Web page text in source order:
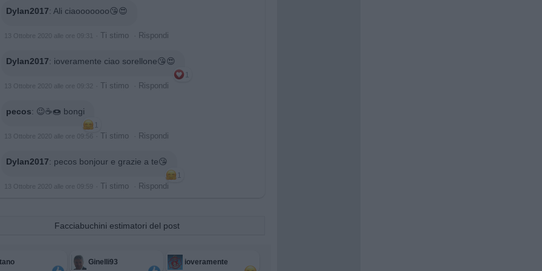
Dylan2017: Ali ciaooooooo😘😍
13 Ottobre 2020 alle ore 09:31 Ti stimo Rispondi
Dylan2017: ioveramente ciao sorellone😘😍
1
13 Ottobre 2020 alle ore 09:32 Ti stimo Rispondi
pecos: 😉☕️🍩 bongi
1
13 Ottobre 2020 alle ore 09:56 Ti stimo Rispondi
Dylan2017: pecos bonjour e grazie a te😘
1
13 Ottobre 2020 alle ore 09:59 Ti stimo Rispondi
Facciabuchini estimatori del post
Ginelli93 ioveramente